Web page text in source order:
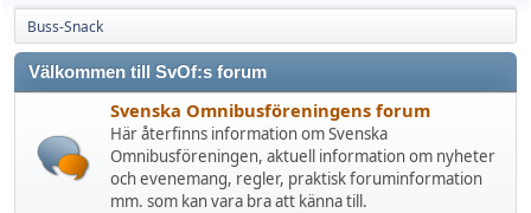
Buss-Snack
Välkommen till SvOf:s forum
Svenska Omnibusföreningens forum
Här återfinns information om Svenska
Omnibusföreningen, aktuell information om nyheter
och evenemang, regler, praktisk foruminformation
mm. som kan vara bra att känna till.